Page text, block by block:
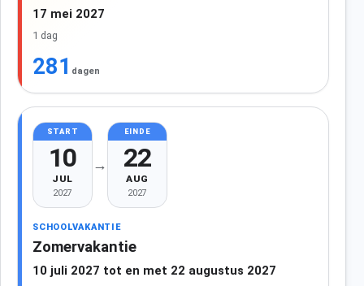
17 mei 2027
1 dag
281 dagen
START
10
JUL
2027
→
EINDE
22
AUG
2027
SCHOOLVAKANTIE
Zomervakantie
10 juli 2027 tot en met 22 augustus 2027